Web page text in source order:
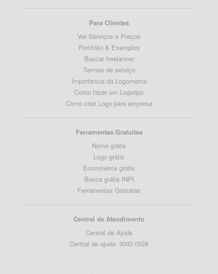
Para Clientes
Ver Serviços e Preços
Portifólio & Exemplos
Buscar freelancer
Termos de serviço
Importancia da Logomarca
Como fazer um Logotipo
Como criar Logo para empresa
Ferramentas Gratuitas
Nome grátis
Logo grátis
Ecommerce grátis
Busca grátis INPI
Ferramentas Gratuitas
Central de Atendimento
Central de Ajuda
Central de ajuda: 3003 0528